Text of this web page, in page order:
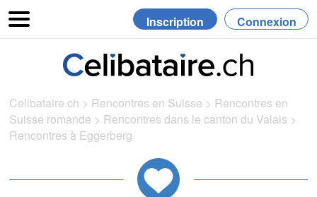
Inscription Connexion
Celibataire.ch > Rencontres en Suisse > Rencontres en
Suisse romande > Rencontres dans le canton du Valais >
Rencontres à Eggerberg